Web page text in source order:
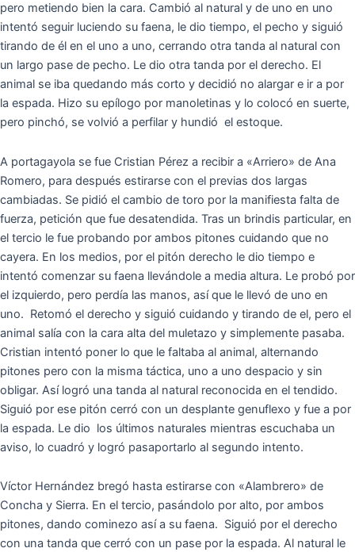
pero metiendo bien la cara. Cambió al natural y de uno en uno
intentó seguir luciendo su faena, le dio tiempo, el pecho y siguió
tirando de él en el uno a uno, cerrando otra tanda al natural con
un largo pase de pecho. Le dio otra tanda por el derecho. El
animal se iba quedando más corto y decidió no alargar e ir a por
la espada. Hizo su epílogo por manoletinas y lo colocó en suerte,
pero pinchó, se volvió a perfilar y hundió el estoque.
A portagayola se fue Cristian Pérez a recibir a «Arriero» de Ana
Romero, para después estirarse con el previas dos largas
cambiadas. Se pidió el cambio de toro por la manifiesta falta de
fuerza, petición que fue desatendida. Tras un brindis particular, en
el tercio le fue probando por ambos pitones cuidando que no
cayera. En los medios, por el pitón derecho le dio tiempo e
intentó comenzar su faena llevándole a media altura. Le probó por
el izquierdo, pero perdía las manos, así que le llevó de uno en
uno. Retomó el derecho y siguió cuidando y tirando de el, pero el
animal salía con la cara alta del muletazo y simplemente pasaba.
Cristian intentó poner lo que le faltaba al animal, alternando
pitones pero con la misma táctica, uno a uno despacio y sin
obligar. Así logró una tanda al natural reconocida en el tendido.
Siguió por ese pitón cerró con un desplante genuflexo y fue a por
la espada. Le dio los últimos naturales mientras escuchaba un
aviso, lo cuadró y logró pasaportarlo al segundo intento.
Víctor Hernández bregó hasta estirarse con «Alambrero» de
Concha y Sierra. En el tercio, pasándolo por alto, por ambos
pitones, dando cominezo así a su faena. Siguió por el derecho
con una tanda que cerró con un pase por la espada. Al natural le